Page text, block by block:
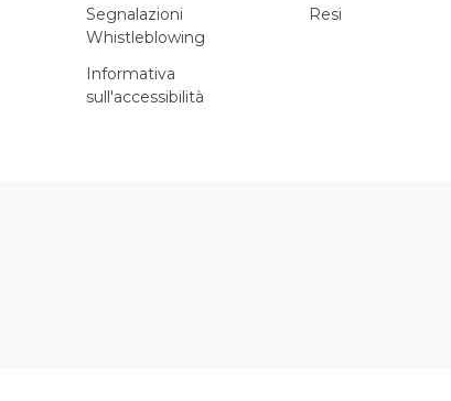
Segnalazioni
Whistleblowing
Informativa
sull'accessibilità
Resi